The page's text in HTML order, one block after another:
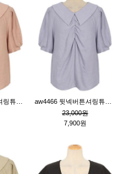
23,000원
7,900원